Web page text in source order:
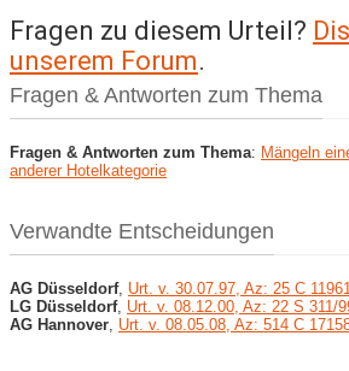
Fragen zu diesem Urteil?
unserem Forum.
Fragen & Antworten zum Thema
Fragen & Antworten zum Thema: Mängeln
anderer Hotelkategorie
Verwandte Entscheidungen
AG Düsseldorf, Urt. v. 30.07.97, Az: 25 C
LG Düsseldorf, Urt. v. 08.12.00, Az: 22 S 311/
AG Hannover Urt. v. 08.05.08, Az: 514 C